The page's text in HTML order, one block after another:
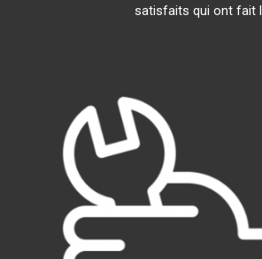
satisfaits qui ont fait l